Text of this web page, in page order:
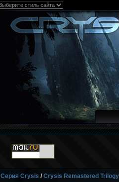
Серия Crysis /Crysis Remastered Trilogy